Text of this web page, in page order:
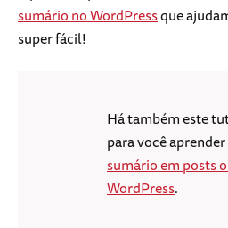
sumário no WordPressque
super fácil!
Há também este
para você aprender
sumário em posts
WordPress.